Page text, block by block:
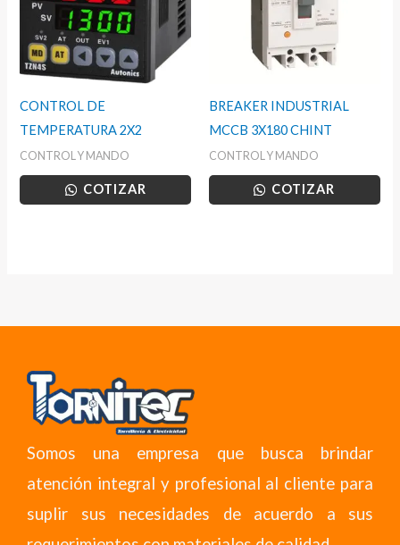
CONTROL DE
TEMPERATURA 2X2
CONTROL Y MANDO
COTIZAR
BREAKER INDUSTRIAL
MCCB 3X180 CHINT
CONTROL Y MANDO
COTIZAR
Somos una empresa que busca brindar
atención integral y profesional al cliente para
suplir sus necesidades de acuerdo a sus